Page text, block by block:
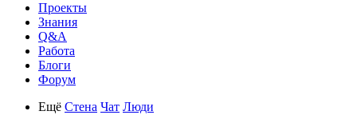
Проекты
Знания
Q&A
Работа
Блоги
Форум
Ещё Стена Чат Люди